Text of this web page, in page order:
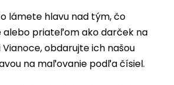
lámete hlavu nad tým, čo
alebo priateľom ako darček na
obdarujte ich našou
na maľovanie podľa čísiel.